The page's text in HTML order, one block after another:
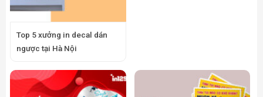
Top 5 xưởng in decal dán
ngược tại Hà Nội